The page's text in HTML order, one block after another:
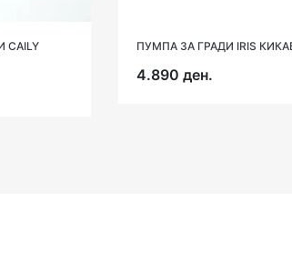
ПУМПА ЗА ГРАДИ IRIS
4.890 ден.